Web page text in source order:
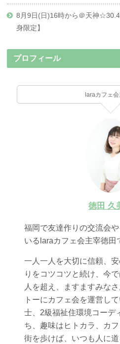
8月9日(日)16時から＠天神
身限定】
プロフィール
laraカフェ
徳田 久
福岡で友達作りの交流会
いるlaraカフェ会主宰徳田
一人一人を大切に信頼、
りをコツコツと続け、今
人を超え、ますますみな
トーにカフェ会を運営し
士、2級福祉住環境コーデ
ち、趣味はヒトカラ、カフ
街を歩けば、いつも人に